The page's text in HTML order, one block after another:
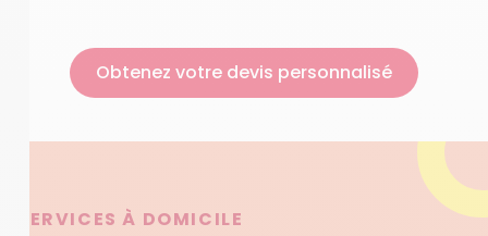
Obtenez votre devis personnalisé
SERVICES À DOMICILE